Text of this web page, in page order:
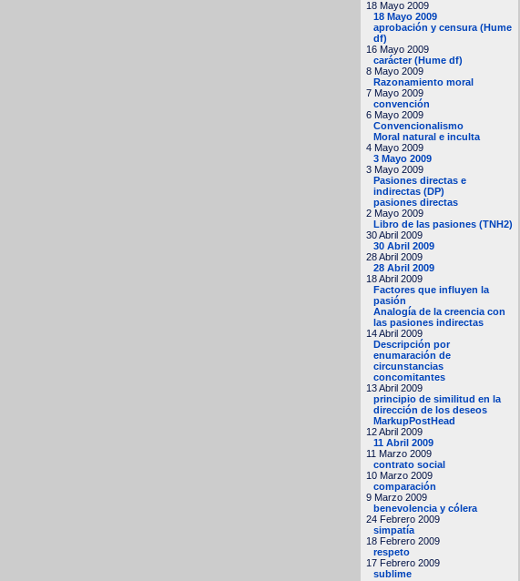
18 Mayo 2009
18 Mayo 2009
aprobación y censura (Hume
df)
16 Mayo 2009
carácter (Hume df)
8 Mayo 2009
Razonamiento moral
7 Mayo 2009
convención
6 Mayo 2009
Convencionalismo
Moral natural e inculta
4 Mayo 2009
3 Mayo 2009
3 Mayo 2009
Pasiones directas e
indirectas (DP)
pasiones directas
2 Mayo 2009
Libro de las pasiones (TNH2)
30 Abril 2009
30 Abril 2009
28 Abril 2009
28 Abril 2009
18 Abril 2009
Factores que influyen la
pasión
Analogía de la creencia con
las pasiones indirectas
14 Abril 2009
Descripción por
enumaración de
circunstancias
concomitantes
13 Abril 2009
principio de similitud en la
dirección de los deseos
MarkupPostHead
12 Abril 2009
11 Abril 2009
11 Marzo 2009
contrato social
10 Marzo 2009
comparación
9 Marzo 2009
benevolencia y cólera
24 Febrero 2009
simpatía
18 Febrero 2009
respeto
17 Febrero 2009
sublime